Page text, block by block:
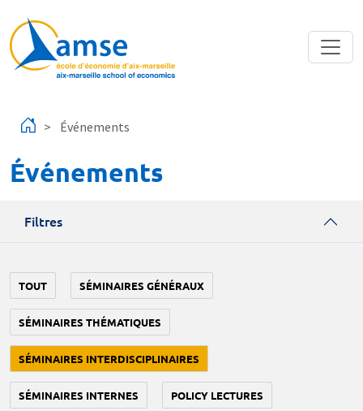
Événements
Événements
Filtres
TOUT SÉMINAIRES GÉNÉRAUX
SÉMINAIRES THÉMATIQUES
SÉMINAIRES INTERDISCIPLINAIRES
SÉMINAIRES INTERNES POLICY LECTURES